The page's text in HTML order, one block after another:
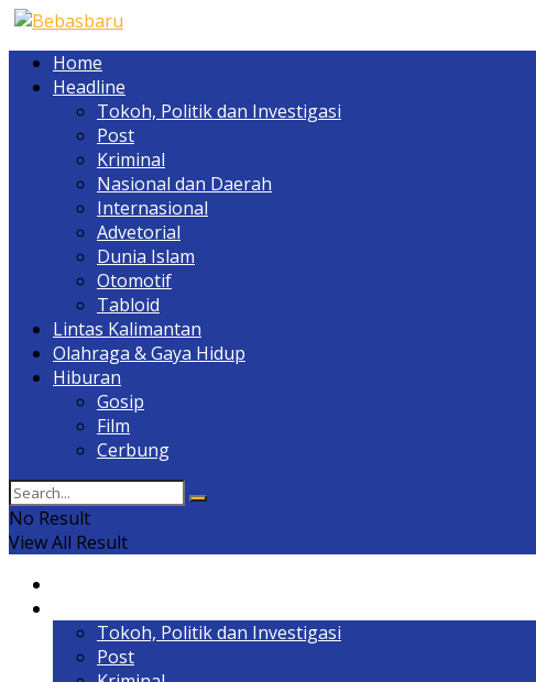
Home
Headline
Tokoh, Politik dan Investigasi
Post
Kriminal
Nasional dan Daerah
Internasional
Advetorial
Dunia Islam
Otomotif
Tabloid
Lintas Kalimantan
Olahraga & Gaya Hidup
Hiburan
Gosip
Film
Cerbung
No Result
View All Result
Tokoh, Politik dan Investigasi
Post